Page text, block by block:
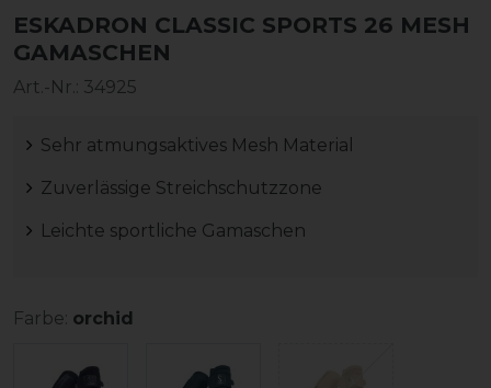
ESKADRON CLASSIC SPORTS 26 MESH
GAMASCHEN
Art.-Nr.: 34925
Sehr atmungsaktives Mesh Material
Zuverlässige Streichschutzzone
Leichte sportliche Gamaschen
Farbe: orchid